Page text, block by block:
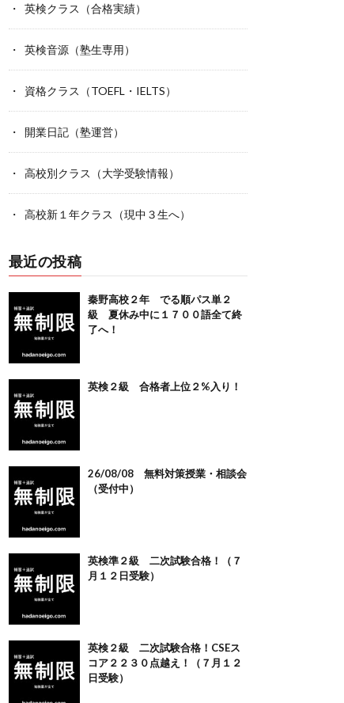
英検クラス（合格実績）
英検音源（塾生専用）
資格クラス（TOEFL・IELTS）
開業日記（塾運営）
高校別クラス（大学受験情報）
高校新１年クラス（現中３生へ）
最近の投稿
秦野高校２年 でる順パス単２
級 夏休み中に１７００語全て終
了へ！
英検２級 合格者上位２%入り！
26/08/08 無料対策授業・相談会
（受付中）
英検準２級 二次試験合格！（７
月１２日受験）
英検２級 二次試験合格！CSEス
コア２２３０点越え！（７月１２
日受験）